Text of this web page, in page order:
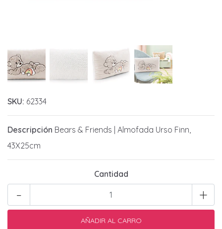
SKU: 62334
Descripción Bears & Friends | Almofada Urso Finn,
43X25cm
Cantidad
+
-